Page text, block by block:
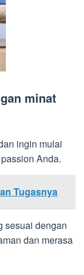
minat
ingin mulai
Anda.
Tugasnya
sesuai dengan
dan merasa